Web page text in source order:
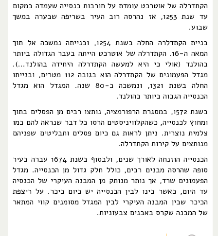
הקתדרלה של אוטרכט עומדת על חורבות כנסייה שעמדה במקום
עד שנת 1253, אז נהרסה רוב העיר בשריפה שבערה במשך
שבוע.
בניית הקתדלרה החלה בשנת 1254, ובנייתה נמשכה אל תוך
המאה ה-16. הקתדרלה של אוטרכט הייתה בעבר הגדולה ביותר
בהולנד (אולי כי היא למעשה הקתדרלה היחידה בהולנד...).
מגדל הפעמונים של הקתדרלה הוא בגובה 112 מטרים, ובנייתו
החלה בשנת 1321, ונמשכה כ-80 שנה. המגדל הוא מגדל
הכנסייה הגבוה ביותר בהולנד.
בשנת 1572, במסגרת הרפורמציה, נותצו רבים מן הפסלים בתוך
ומחוץ לכנסייה, כשהקלוויניסטים הרסו כל דבר שנראה להם כמו
צלמית נוצרית. ניתן לראות גם כיום פסלים ותבליטים שפניהם
מנותצים על קירות הקתדרלה.
הכנסייה הוזנחה לאורך שנים, ולבסוף בשנת 1674 עברה בעיר
סופה שהרסה מבנים רבים, כולל חלק גדול מן הכנסייה. מגדל
הפעמונים שרד, אך נותר מנותק מן המבנה העיקרי של הכנסיה
עד היום, כאשר בינו לבין הכנסייה יש כיום כיכר. על ריצפת
הכיכר שבין המבנה העיקרי לבין המגדל מסומנים קווי המתאר
של המבנה שקרס באבנים צבעוניות.